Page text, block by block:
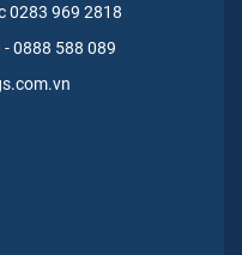
0283 969 2818
-0888 588 089